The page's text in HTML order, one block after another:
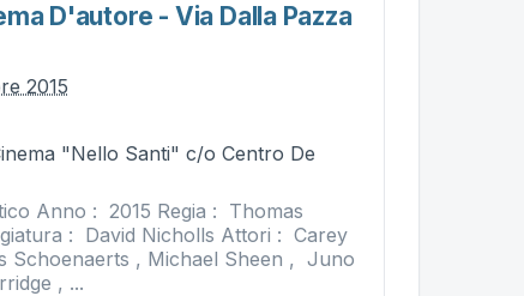
D'autore - Via Dalla Pazza
2015
"Nello Santi" c/o Centro De
Anno : 2015 Regia : Thomas
: David Nicholls Attori : Carey
Schoenaerts , Michael Sheen , Juno
, ...